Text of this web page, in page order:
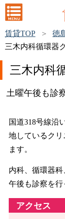
賃貸TOP 徳
三木内科循環器
三木内科
土曜午後も診
国道318号線沿
地しているクリ
ます。
内科、循環器
午後も診察を行
アクセス